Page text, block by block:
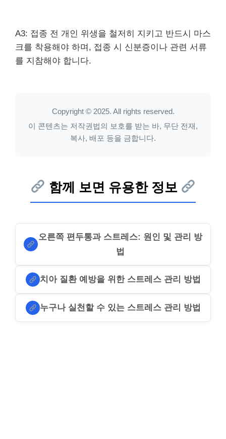
A3: 접종 전 개인 위생을 철저히 지키고 반드시 마스
크를 착용해야 하며, 접종 시 신분증이나 관련 서류
를 지참해야 합니다.
Copyright © 2025. All rights reserved.
이 콘텐츠는 저작권법의 보호를 받는 바, 무단 전재,
복사, 배포 등을 금합니다.
함께 보면 유용한 정보
오른쪽 편두통과 스트레스: 원인 및 관리 방
법
치아 질환 예방을 위한 스트레스 관리 방법
누구나 실천할 수 있는 스트레스 관리 방법